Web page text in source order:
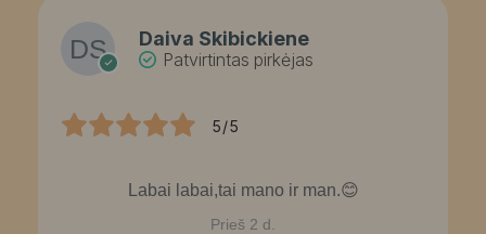
Daiva Skibickiene
Patvirtintas pirkėjas
5/5
Labai labai,tai mano ir man.😊
Prieš 2 d.